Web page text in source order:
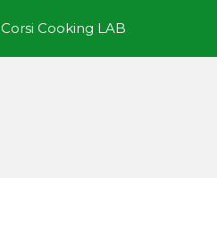
Corsi Cooking LAB